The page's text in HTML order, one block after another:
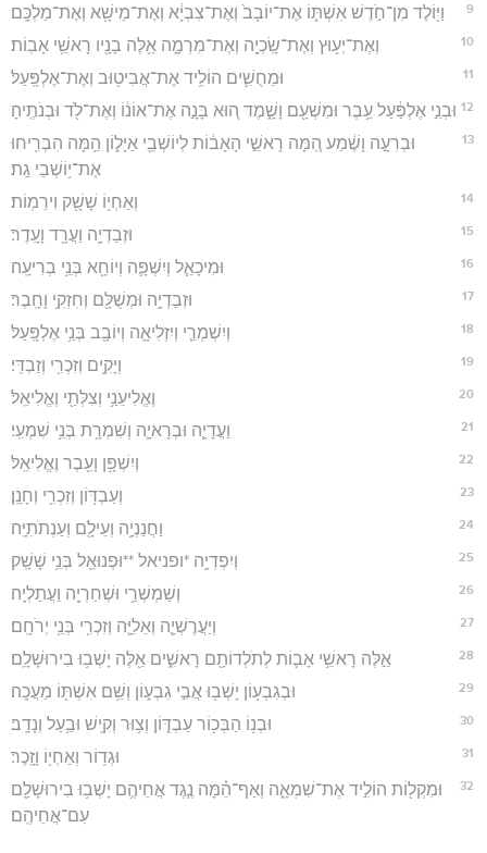
9 וַיּ֖וֹלֶד מִן־חֹ֣דֶשׁ אִשְׁתּ֑וֹ אֶת־יוֹבָב֙ וְאֶת־צִבְיָ֔א וְאֶת־מֵישָׁ֖א וְאֶת־מַלְכָּֽם׃
10 וְאֶת־יְע֥וּץ וְאֶת־שָֽׂכְיָ֖ה וְאֶת־מִרְמָ֑ה אֵ֥לֶּה בָנָ֖יו רָאשֵׁ֥י אָבֽוֹת׃
11 וּמֵחֻשִׁ֛ים הוֹלִ֥יד אֶת־אֲבִיט֖וּב וְאֶת־אֶלְפָּֽעַל׃
12 וּבְנֵ֣י אֶלְפַּ֔עַל עֵ֥בֶר וּמִשְׁעָ֖ם וָשָׁ֑מֶד ה֚וּא בָּנָ֣ה אֶת־אוֹנ֔וֹ וְאֶת־לֹ֖ד וּבְנֹתֶֽיהָ׃
13
וּבְרִעָ֣ה וָשֶׁ֔מַע הֵ֚מָּה רָאשֵׁ֣י הָאָב֔וֹת לְיוֹשְׁבֵ֖י אַיָּל֑וֹן הֵ֥מָּה הִבְרִ֖יחוּ
אֶת־י֥וֹשְׁבֵי גַֽת׃
14 וְאַחְי֥וֹ שָׁשָׁ֖ק וִירֵמֽוֹת׃
15 וּזְבַדְיָ֥ה וַעֲרָ֖ד וָעָֽדֶר׃
16 וּמִיכָאֵ֧ל וְיִשְׁפָּ֛ה וְיוֹחָ֖א בְּנֵ֥י בְרִיעָֽה׃
17 וּזְבַדְיָ֥ה וּמְשֻׁלָּ֖ם וְחִזְקִ֥י וָחָֽבֶר׃
18 וְיִשְׁמְרַ֧י וְיִזְלִיאָ֛ה וְיוֹבָ֖ב בְּנֵ֥י אֶלְפָּֽעַל׃
19 וְיָקִ֥ים וְזִכְרִ֖י וְזַבְדִּֽי׃
20 וֶאֱלִיעֵנַ֥י וְצִלְּתַ֖י וֶאֱלִיאֵֽל׃
21 וַעֲדָיָ֧ה וּבְרָאיָ֛ה וְשִׁמְרָ֖ת בְּנֵ֥י שִׁמְעִֽי׃
22 וְיִשְׁפָּ֥ן וָעֵ֖בֶר וֶאֱלִיאֵֽל׃
23 וְעַבְדּ֥וֹן וְזִכְרִ֖י וְחָנָֽן׃
24 וַחֲנַנְיָ֥ה וְעֵילָ֖ם וְעַנְתֹתִיָּֽה׃
25 וְיִפְדְיָ֥ה *ופניאל **וּפְנוּאֵ֖ל בְּנֵ֥י שָׁשָֽׁק׃
26 וְשַׁמְשְׁרַ֥י וּשְׁחַרְיָ֖ה וַעֲתַלְיָֽה׃
27 וְיַעֲרֶשְׁיָ֧ה וְאֵלִיָּ֛ה וְזִכְרִ֖י בְּנֵ֥י יְרֹחָֽם׃
28 אֵ֣לֶּה רָאשֵׁ֥י אָב֛וֹת לְתֹלְדוֹתָ֖ם רָאשִׁ֑ים אֵ֖לֶּה יָשְׁב֥וּ בִירוּשָׁלִָֽם׃
29 וּבְגִבְע֥וֹן יָשְׁב֖וּ אֲבִ֣י גִבְע֑וֹן וְשֵׁ֥ם אִשְׁתּ֖וֹ מַעֲכָֽה׃
30 וּבְנ֥וֹ הַבְּכ֖וֹר עַבְדּ֑וֹן וְצ֥וּר וְקִ֖ישׁ וּבַ֥עַל וְנָדָֽב׃
31 וּגְד֥וֹר וְאַחְי֖וֹ וָזָֽכֶר׃
32
וּמִקְל֖וֹת הוֹלִ֣יד אֶת־שִׁמְאָ֑ה וְאַף־הֵ֗מָּה נֶ֧גֶד אֲחֵיהֶ֛ם יָשְׁב֥וּ בִירוּשָׁלִַ֖ם
עִם־אֲחֵיהֶֽם׃